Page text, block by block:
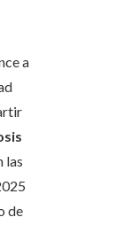
a
las
de